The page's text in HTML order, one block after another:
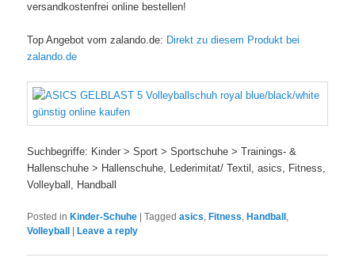
versandkostenfrei online bestellen!
Top Angebot vom zalando.de: Direkt zu diesem Produkt bei
zalando.de
Suchbegriffe: Kinder > Sport > Sportschuhe > Trainings- &
Hallenschuhe > Hallenschuhe, Lederimitat/ Textil, asics, Fitness,
Volleyball, Handball
Posted in Kinder-Schuhe |Tagged asics ,Fitness ,Handball
Volleyball |Leave a reply